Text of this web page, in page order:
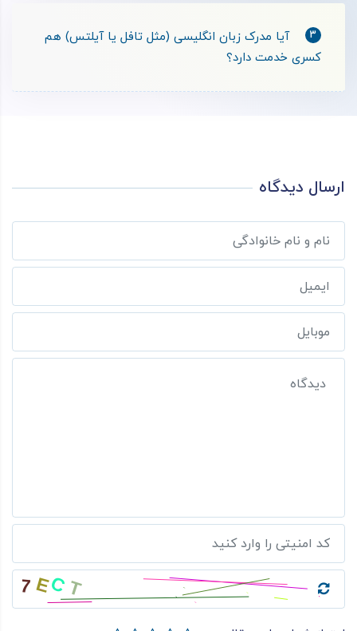
3
آیا مدرک زبان انگلیسی (مثل تافل یا آیلتس) هم
کسری خدمت دارد؟
ارسال دیدگاه